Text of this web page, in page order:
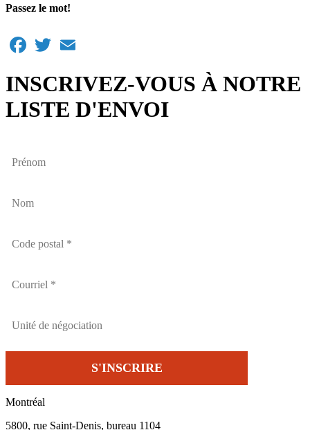
Passez le mot!
Facebook
Twitter
INSCRIVEZ-VOUS À NOTRE
LISTE D'ENVOI
Montréal
5800, rue Saint-Denis, bureau 1104